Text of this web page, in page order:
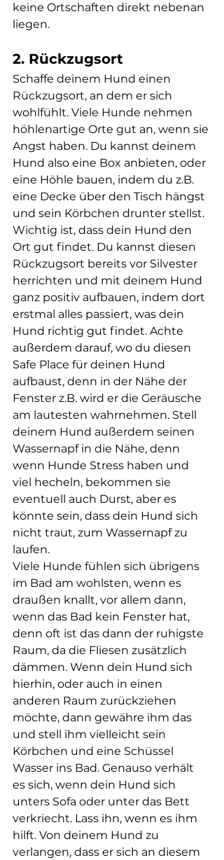
keine Ortschaften direkt nebenan
liegen.
2. Rückzugsort
Schaffe deinem Hund einen
Rückzugsort, an dem er sich
wohlfühlt. Viele Hunde nehmen
höhlenartige Orte gut an, wenn sie
Angst haben. Du kannst deinem
Hund also eine Box anbieten, oder
eine Höhle bauen, indem du z.B.
eine Decke über den Tisch hängst
und sein Körbchen drunter stellst.
Wichtig ist, dass dein Hund den
Ort gut findet. Du kannst diesen
Rückzugsort bereits vor Silvester
herrichten und mit deinem Hund
ganz positiv aufbauen, indem dort
erstmal alles passiert, was dein
Hund richtig gut findet. Achte
außerdem darauf, wo du diesen
Safe Place für deinen Hund
aufbaust, denn in der Nähe der
Fenster z.B. wird er die Geräusche
am lautesten wahrnehmen. Stell
deinem Hund außerdem seinen
Wassernapf in die Nähe, denn
wenn Hunde Stress haben und
viel hecheln, bekommen sie
eventuell auch Durst, aber es
könnte sein, dass dein Hund sich
nicht traut, zum Wassernapf zu
laufen.
Viele Hunde fühlen sich übrigens
im Bad am wohlsten, wenn es
draußen knallt, vor allem dann,
wenn das Bad kein Fenster hat,
denn oft ist das dann der ruhigste
Raum, da die Fliesen zusätzlich
dämmen. Wenn dein Hund sich
hierhin, oder auch in einen
anderen Raum zurückziehen
möchte, dann gewähre ihm das
und stell ihm vielleicht sein
Körbchen und eine Schüssel
Wasser ins Bad. Genauso verhält
es sich, wenn dein Hund sich
unters Sofa oder unter das Bett
verkriecht. Lass ihn, wenn es ihm
hilft. Von deinem Hund zu
verlangen, dass er sich an diesem